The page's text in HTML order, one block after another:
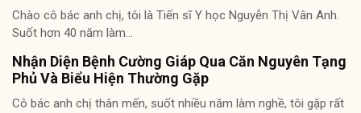
Chào cô bác anh chị, tôi là Tiến sĩ Y học Nguyễn Thị Vân Anh.
Suốt hơn 40 năm làm…
Nhận Diện Bệnh Cường Giáp Qua Căn Nguyên Tạng
Phủ Và Biểu Hiện Thường Gặp
Cô bác anh chị thân mến, suốt nhiều năm làm nghề, tôi gặp rất